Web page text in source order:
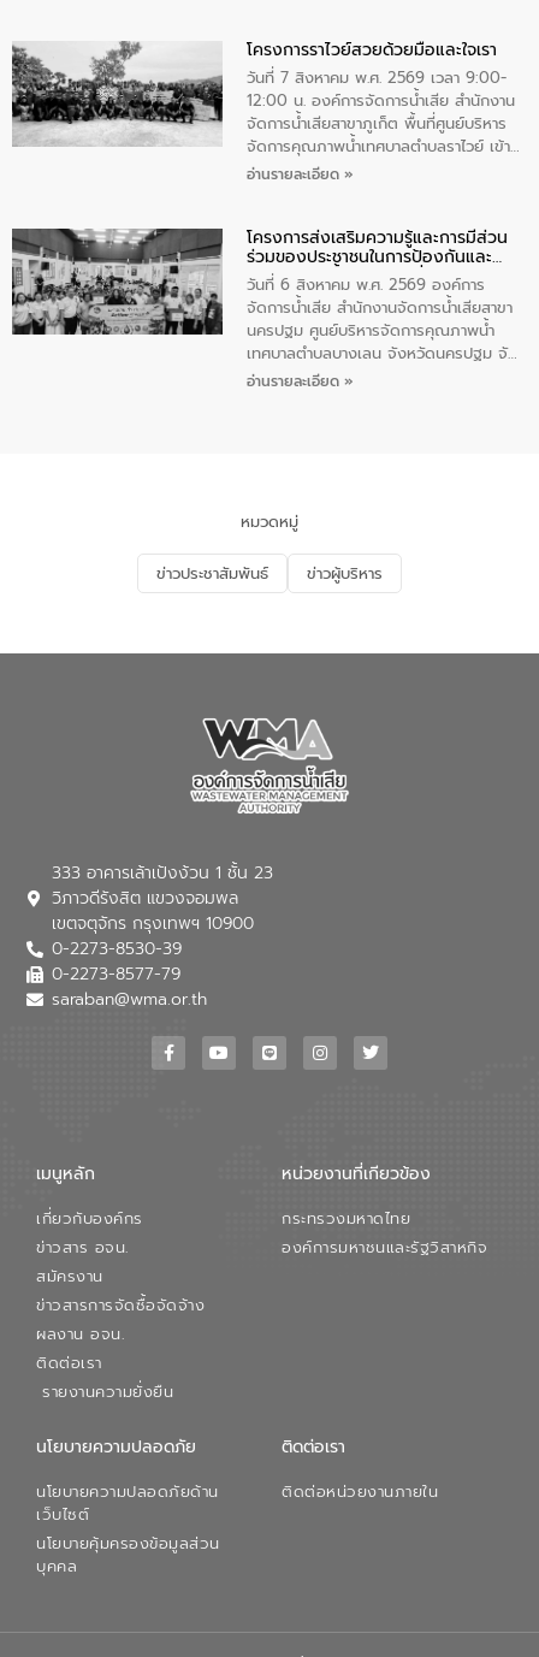
ทองคำและประกาศเกียรติคุณให้แก่ กำนัน
ผู้ใหญ่บ้านยอดเยี่ยม พร้อมกล่าวชื่นชม ให้
โอวาท และมอบนโยบาย
โครงการราไวย์สวยด้วยมือและใจเรา
วันที่ 7 สิงหาคม พ.ศ. 2569 เวลา 9:00-
12:00 น. องค์การจัดการน้ำเสีย สำนักงาน
จัดการน้ำเสียสาขาภูเก็ต พื้นที่ศูนย์บริหาร
จัดการคุณภาพน้ำเทศบาลตำบลราไวย์ เข้า
ร่วมโครงการราไวย์สวยด้วยมือและใจเรา
ประชาชน ตัวแทนจากโรงแรมต่างๆ ในเขต
เทศบาลตำบลราไวย์ ศูนย์บริหารจัดการ
คุณภาพน้ำเทศบาลตำบลราไวย์ นำโดยนาย
น้อย แก้วเศษ ผู้จัดการสำนักงานจัดการน้ำ
เสียสาขาภูเก็ต พร้อมด้วยเจ้าหน้าที่ จำนวน
5 คน ร่วมทำกิจกรรม ทำความสะอาด
ชายหาดและแหล่งท่องเที่ยว ณ บริเวณ
อ่านรายละเอียด »
โครงการส่งเสริมความรู้และการมีส่วน
ร่วมของประชาชนในการป้องกันและ
แก้ไขปัญหาน้ำเสียอย่างยั่งยืน
วันที่ 6 สิงหาคม พ.ศ. 2569 องค์การ
จัดการน้ำเสีย สำนักงานจัดการน้ำเสียสาขา
นครปฐม ศูนย์บริหารจัดการคุณภาพน้ำ
เทศบาลตำบลบางเลน จังหวัดนครปฐม จัด
กิจกรรมภายใต้โครงการส่งเสริมความรู้และ
จัดการน้ำเสียและสร้างจิตสำนึกในการ
อนุรักษ์สิ่งแวดล้อม ในหัวข้อ “น้ำเสียชุมชน
และการบำบัดน้ำเสียเบื้องต้น” โดยให้ความรู้
เกี่ยวกับสาเหตุและผลกระทบของน้ำเสีย
ณ เทศบาลตำบลบางเลน จังหวัดนครปฐม
อ่านรายละเอียด »
หมวดหมู่
ข่าวประชาสัมพันธ์ ข่าวผู้บริหาร
333 อาคารเล้าเป้งง้วน 1 ชั้น 23
วิภาวดีรังสิต แขวงจอมพล
เขตจตุจักร กรุงเทพฯ 10900
0-2273-8530-39
0-2273-8577-79
saraban@wma.or.th
เมนูหลัก
เกี่ยวกับองค์กร
ข่าวสาร อจน.
สมัครงาน
ข่าวสารการจัดซื้อจัดจ้าง
ผลงาน อจน.
ติดต่อเรา
รายงานความยั่งยืน
หน่วยงานที่เกียวข้อง
กระทรวงมหาดไทย
องค์การมหาชนและรัฐวิสาหกิจ
นโยบายความปลอดภัย
นโยบายความปลอดภัยด้าน
เว็บไซต์
นโยบายคุ้มครองข้อมูลส่วน
บุคคล
ติดต่อเรา
ติดต่อหน่วยงานภายใน